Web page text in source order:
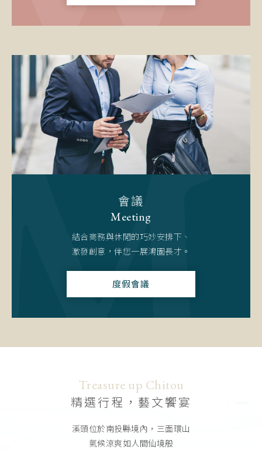
會議
Meeting
結合商務與休閒的巧妙安排下、
激發創意，伴您一展鴻圖長才。
度假會議
Treasure up Chitou
精選行程，藝文饗宴
溪頭位於南投縣境內，三面環山
氣候涼爽如人間仙境般